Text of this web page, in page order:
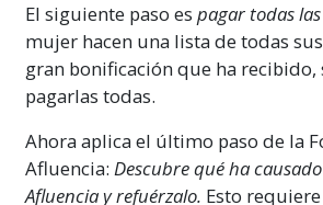
El siguiente paso es pagar todas
mujer hacen una lista de todas
gran bonificación que ha recibido,
pagarlas todas.
Ahora aplica el último paso de la
Afluencia: Descubre qué ha
Afluencia y refuérzalo. Esto